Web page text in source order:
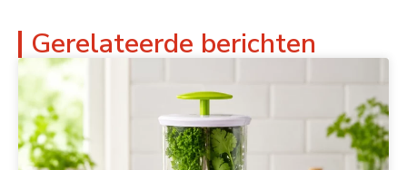
Gerelateerde berichten